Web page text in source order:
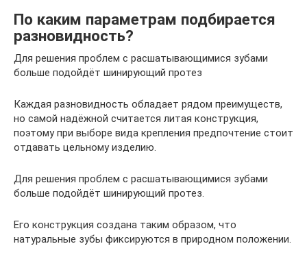
По каким параметрам подбирается
разновидность?
Для решения проблем с расшатывающимися зубами
больше подойдёт шинирующий протез
Каждая разновидность обладает рядом преимуществ,
но самой надёжной считается литая конструкция,
поэтому при выборе вида крепления предпочтение стоит
отдавать цельному изделию.
Для решения проблем с расшатывающимися зубами
больше подойдёт шинирующий протез.
Его конструкция создана таким образом, что
натуральные зубы фиксируются в природном положении.